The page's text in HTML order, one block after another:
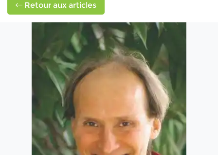
Retour aux articles